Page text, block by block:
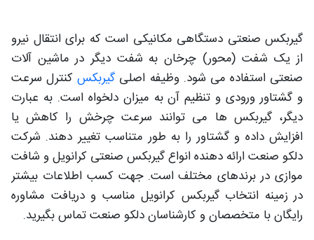
گیربکس صنعتی دستگاهی مکانیکی است که برای انتقال نیرو
از یک شفت (محور) چرخان به شفت دیگر در ماشین آلات
صنعتی استفاده می‌ شود. وظیفه اصلی گیربکسکنترل سرعت
و گشتاور ورودی و تنظیم آن به میزان دلخواه است. به عبارت
دیگر، گیربکس ها می توانند سرعت چرخش را کاهش یا
افزایش داده و گشتاور را به طور متناسب تغییر دهند. شرکت
دلکو صنعت ارائه دهنده انواع گیربکس صنعتی کرانویل و شافت
موازی در برندهای مختلف است. جهت کسب اطلاعات بیشتر
در زمینه انتخاب گیربکس کرانویل مناسب و دریافت مشاوره
رایگان با متخصصان و کارشناسان دلکو صنعت تماس بگیرید.